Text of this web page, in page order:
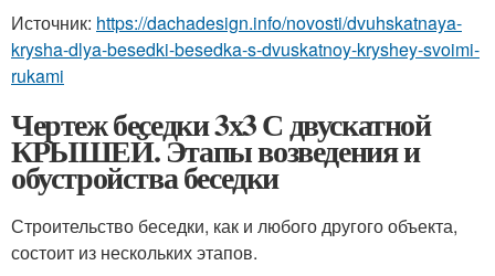
Источник: https://dachadesign.info/novosti/dvuhskatnaya-
krysha-dlya-besedki-besedka-s-dvuskatnoy-kryshey-svoimi-
rukami
Чертеж беседки 3х3 С двускатной
КРЫШЕЙ. Этапы возведения и
обустройства беседки
Строительство беседки, как и любого другого объекта,
состоит из нескольких этапов.